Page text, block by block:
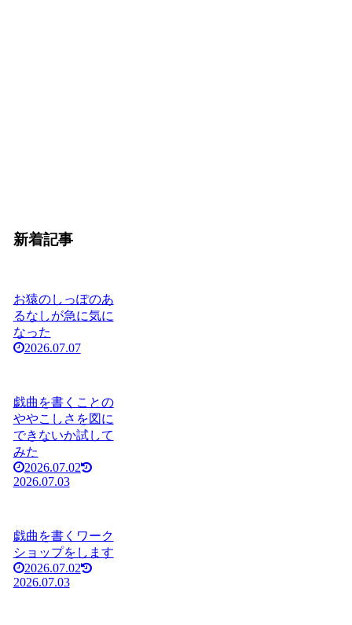
新着記事
お猿のしっぽのあ
るなしが急に気に
なった
2026.07.07
戯曲を書くことの
ややこしさを図に
できないか試して
みた
2026.07.02
2026.07.03
戯曲を書くワーク
ショップをします
2026.07.02
2026.07.03